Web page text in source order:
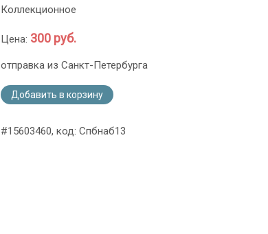
Коллекционное
Цена: 300 руб.
отправка из Санкт-Петербурга
Добавить в корзину
#15603460, код: Спбнаб13